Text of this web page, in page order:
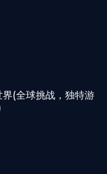
(全球挑战，独特游